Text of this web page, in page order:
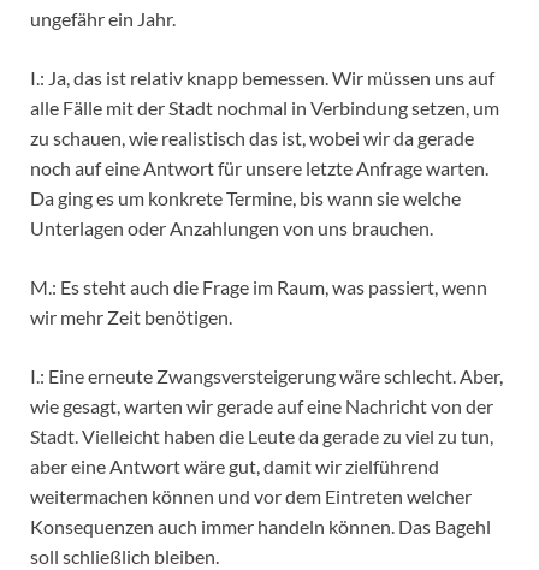
ungefähr ein Jahr.
I.: Ja, das ist relativ knapp bemessen. Wir müssen uns auf
alle Fälle mit der Stadt nochmal in Verbindung setzen, um
zu schauen, wie realistisch das ist, wobei wir da gerade
noch auf eine Antwort für unsere letzte Anfrage warten.
Da ging es um konkrete Termine, bis wann sie welche
Unterlagen oder Anzahlungen von uns brauchen.
M.: Es steht auch die Frage im Raum, was passiert, wenn
wir mehr Zeit benötigen.
I.: Eine erneute Zwangsversteigerung wäre schlecht. Aber,
wie gesagt, warten wir gerade auf eine Nachricht von der
Stadt. Vielleicht haben die Leute da gerade zu viel zu tun,
aber eine Antwort wäre gut, damit wir zielführend
weitermachen können und vor dem Eintreten welcher
Konsequenzen auch immer handeln können. Das Bagehl
soll schließlich bleiben.